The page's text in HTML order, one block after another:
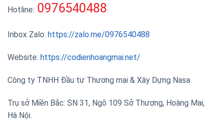
Hotline: 0976540488
Inbox Zalo: https://zalo.me/0976540488
Website: https://codienhoangmai.net/
Công ty TNHH Đầu tư Thương mại & Xây Dựng Nasa
Trụ sở Miền Bắc: SN 31, Ngõ 109 Sở Thượng, Hoàng Mai,
Hà Nội.